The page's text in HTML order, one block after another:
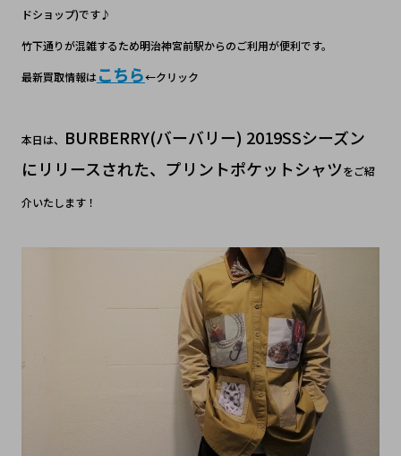
ドショップ)です♪
竹下通りが混雑するため明治神宮前駅からのご利用が便利です。
最新買取情報はこちら←クリック
本日は、
BURBERRY(バーバリー) 2019SSシーズン
にリリースされた、プリントポケットシャツをご紹
介いたします！